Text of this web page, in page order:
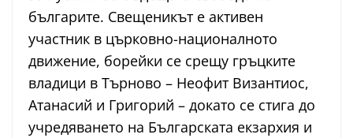
българите. Свещеникът е активен
участник в църковно-националното
движение, борейки се срещу гръцките
владици в Търново – Неофит Византиос,
Атанасий и Григорий – докато се стига до
учредяването на Българската екзархия и